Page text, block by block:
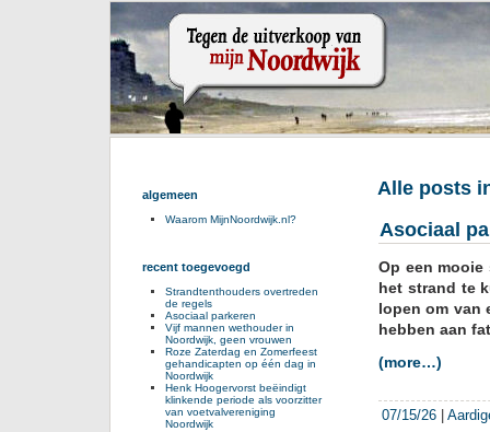
Alle posts
Asociaal
Op een
het strand te
lopen om van
hebben aan
(more…)
07/15/26 |
algemeen
Waarom MijnNoordwijk.nl?
recent toegevoegd
Strandtenthouders overtreden
de regels
Asociaal parkeren
Vijf mannen wethouder in
Noordwijk, geen vrouwen
Roze Zaterdag en Zomerfeest
gehandicapten op één dag in
Noordwijk
Henk Hoogervorst beëindigt
klinkende periode als voorzitter
van voetvalvereniging
Noordwijk